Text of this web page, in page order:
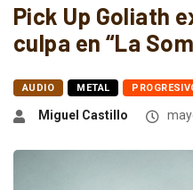
Pick Up Goliath
culpa en “La
AUDIO METAL
Miguel Castillo